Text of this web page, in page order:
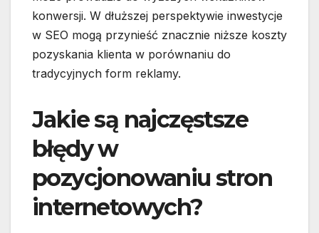
konwersji. W dłuższej perspektywie inwestycje
w SEO mogą przynieść znacznie niższe koszty
pozyskania klienta w porównaniu do
tradycyjnych form reklamy.
Jakie są najczęstsze
błędy w
pozycjonowaniu stron
internetowych?